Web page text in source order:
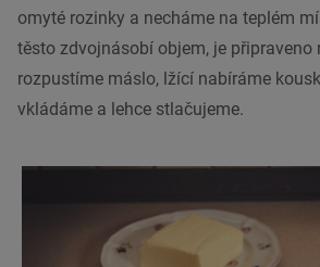
omyté rozinky a necháme na teplém
těsto zdvojnásobí objem, je připraveno
rozpustíme máslo, lžící nabíráme
vkládáme a lehce stlačujeme.